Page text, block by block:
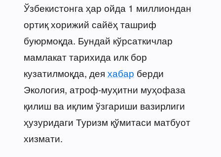
Ўзбекистонга ҳар ойда 1 миллиондан
ортиқ хорижий сайёҳ ташриф
буюрмоқда. Бундай кўрсаткичлар
мамлакат тарихида илк бор
кузатилмоқда, дея хабар берди
Экология, атроф-муҳитни муҳофаза
қилиш ва иқлим ўзгариши вазирлиги
ҳузуридаги Туризм қўмитаси матбуот
хизмати.